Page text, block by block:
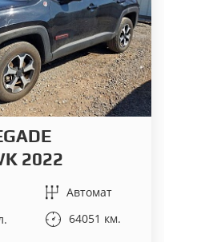
2022
Автомат
64051 км.